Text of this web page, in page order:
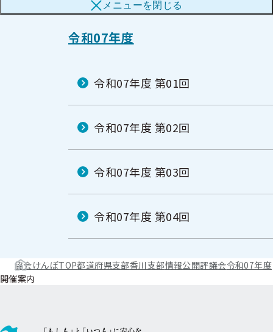
メ
ュ
ー
ブ
メ
ュ
メニューを閉じる
令和07年度
令和07年度 第01回
令和07年度 第02回
令和07年度 第03回
令和07年度 第04回
協会けんぽTOP都道府県支部香川支部情報公開評議会令和07年度
開催案内